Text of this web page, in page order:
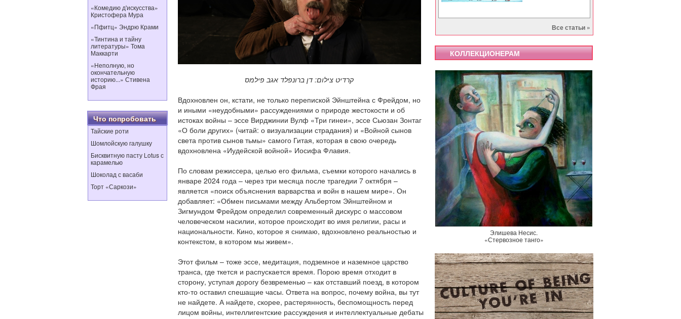
«Комедию д'искусства»
Кристофера Мура
«Пфитц» Эндрю Крами
«Тинтина и тайну
литературы» Тома
Маккарти
«Неполную, но
окончательную
историю...» Стивена
Фрая
Что попробовать
Тайские роти
Шомлойскую галушку
Бисквитную пасту Lotus с
карамелью
Шоколад с васаби
Торт «Саркози»
קרדיט צילום: דן ברונפלד אגב פילמס
Вдохновлен он, кстати, не только перепиской Эйнштейна с Фрейдом, но
и иными «неудобными» рассуждениями о природе жестокости и об
истоках войны – эссе Вирджинии Вулф «Три гинеи», эссе Сьюзан Зонтаг
«О боли других» (читай: о визуализации страдания) и «Войной сынов
света против сынов тьмы» самого Гитая, которая в свою очередь
вдохновлена ​​«Иудейской войной» Иосифа Флавия.
По словам режиссера, целью его фильма, съемки которого начались в
январе 2024 года – через три месяца после трагедии 7 октября –
является «поиск объяснения варварства и войн в нашем мире». Он
добавляет: «Обмен письмами между Альбертом Эйнштейном и
Зигмундом Фрейдом определил современный дискурс о массовом
человеческом насилии, которое происходит во имя религии, расы и
национальности. Кино, которое я снимаю, вдохновлено реальностью и
контекстом, в котором мы живем».
Этот фильм – тоже эссе, медитация, подземное и наземное царство
транса, где ткется и распускается время. Порою время отходит в
сторону, уступая дорогу безвременью – как отставший поезд, в котором
кто-то оставил спешащие часы. Ответа на вопрос, почему война, вы тут
не найдете. А найдете, скорее, растерянность, беспомощность перед
лицом войны, интеллигентские рассуждения и интеллектуальные дебаты
Все статьи »
КОЛЛЕКЦИОНЕРАМ
Элишева Несис.
«Стервозное танго»